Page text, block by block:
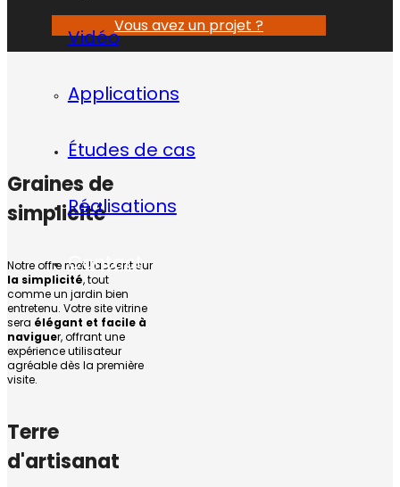
Vidéo
Applications
Études de cas
Réalisations
Contact
Vous avez un projet ?
Graines de
simplicité
Notre offre met l’accent sur
la simplicité, tout
comme un jardin bien
entretenu. Votre site vitrine
sera élégant et facile à
naviguer, offrant une
expérience utilisateur
agréable dès la première
visite.
Terre
d'artisanat